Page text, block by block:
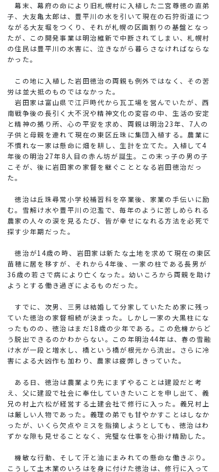
幕末、幕府の命により旧札幌村に入植した二宮尊徳の直弟
子、大友亀太郎は、豊平川の水を引いて現在の石狩街道につ
ながる大友堀をつくり、それが札幌の区画割りの基盤となっ
たが、この開発事業は明治維新で中断されてしまい、札幌村
の住民は豊平川の水害に、泣きながら暮らさなければならな
かった。
この地に入植した岩田徳治の両親も例外ではなく、その苦
労は並大抵のものではなかった。
岩田家は富山県で江戸時代から瓦工場を営んでいたが、西
南戦争後の長引く大不況や精神文化の変容の中、生活の安定
と精神の拠り所、心の平安を求め、両親は明治23年、7人の
子供と母親を連れて現在の東区丘珠に集団入植する。農業に
不慣れな一家は懸命に畑を耕し、生計を立てた。入植して4
年後の明治27年8人目の赤ん坊が誕生。この末っ子の男の子
こそが、後に岩田家の家督を継ぐこととなる岩田徳治だっ
た。
徳治は丘珠尋常 小学校補習科を卒業後、家業の手伝いに励
む。雪解け水や豊平川の氾濫で、毎年のように苦しめられる
農家の人々の涙を見るたび、皆が幸せになれる方法を必死で
探す少年期だった。
徳治が14歳の時、岩田家は新たな土地を求めて現在の東区
苗穂に居を移すが、それから4年後、一家の柱である長男が
36歳の若さで病により亡くなった。幼いころから両親を助け
ようとする働き過ぎによるものだった。
すでに、次男、三男は結婚して分家していたため家に残っ
ていた徳治の家督相続が決まった。しかし一家の大黒柱にな
ったものの、徳治はまだ18歳の少年である。この危機からど
う脱出できるのかわからない。この年明治44年は、春の雪融
け水が一段と増水し、橋という橋が根元から流出。さらに冷
害による大凶作も加わり、農家は疲弊しきっていた。
ある日、徳治は農業より先にまずやることは建設だと考
え、父に建設で社会に奉仕していきたいことを申し出て、義
兄の村上六松が経営する土建会社で修行に入った。義兄村上
は厳しい人物であった。義理の弟でも甘やかすことはしなか
ったが、いくら欠点やミスを指摘しようとしても、徳治はわ
ずかな隙も見せることなく、完璧な仕事を心掛け精励した。
機敏な行動、そして汗と油にまみれての懸命な働きぶり。
こうして土木業のいろはを身に付けた徳治は、修行に入って